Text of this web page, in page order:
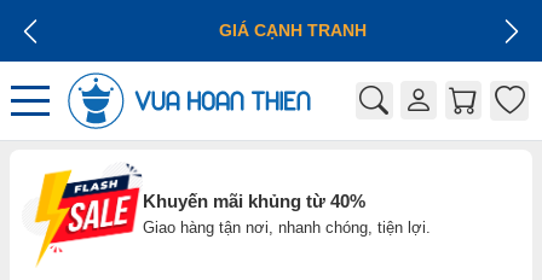
GIÁ CẠNH TRANH
Khuyến mãi khủng từ 40%
Giao hàng tận nơi, nhanh chóng, tiện lợi.